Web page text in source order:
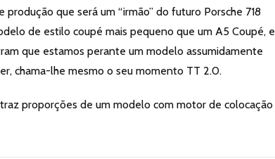
que será um “irmão” do futuro Porsche 718
de estilo coupé mais pequeno que um A5 Coupé, e
que estamos perante um modelo assumidamente
chama-lhe mesmo o seu momento TT 2.0.
proporções de um modelo com motor de colocação